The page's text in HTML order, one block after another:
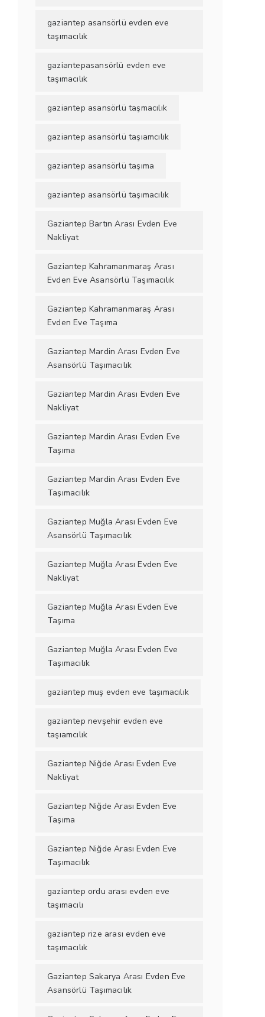
gaziantep asansörlü evden eve
taşımacılık
gaziantepasansörlü evden eve
taşımacılık
gaziantep asansörlü taşmacılık
gaziantep asansörlü taşıamcılık
gaziantep asansörlü taşıma
gaziantep asansörlü taşımacılık
Gaziantep Bartın Arası Evden Eve
Nakliyat
Gaziantep Kahramanmaraş Arası
Evden Eve Asansörlü Taşımacılık
Gaziantep Kahramanmaraş Arası
Evden Eve Taşıma
Gaziantep Mardin Arası Evden Eve
Asansörlü Taşımacılık
Gaziantep Mardin Arası Evden Eve
Nakliyat
Gaziantep Mardin Arası Evden Eve
Taşıma
Gaziantep Mardin Arası Evden Eve
Taşımacılık
Gaziantep Muğla Arası Evden Eve
Asansörlü Taşımacılık
Gaziantep Muğla Arası Evden Eve
Nakliyat
Gaziantep Muğla Arası Evden Eve
Taşıma
Gaziantep Muğla Arası Evden Eve
Taşımacılık
gaziantep muş evden eve taşımacılık
gaziantep nevşehir evden eve
taşıamcılık
Gaziantep Niğde Arası Evden Eve
Nakliyat
Gaziantep Niğde Arası Evden Eve
Taşıma
Gaziantep Niğde Arası Evden Eve
Taşımacılık
gaziantep ordu arası evden eve
taşımacılı
gaziantep rize arası evden eve
taşımacılık
Gaziantep Sakarya Arası Evden Eve
Asansörlü Taşımacılık